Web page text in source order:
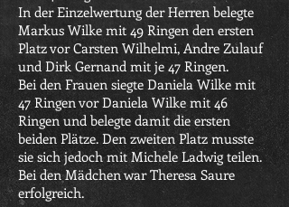
In der Einzelwertung der Herren belegte
Markus Wilke mit 49 Ringen den ersten
Platz vor Carsten Wilhelmi, Andre Zulauf
und Dirk Gernand mit je 47 Ringen.
Bei den Frauen siegte Daniela Wilke mit
47 Ringen vor Daniela Wilke mit 46
Ringen und belegte damit die ersten
beiden Plätze. Den zweiten Platz musste
sie sich jedoch mit Michele Ladwig teilen.
Bei den Mädchen war Theresa Saure
erfolgreich.